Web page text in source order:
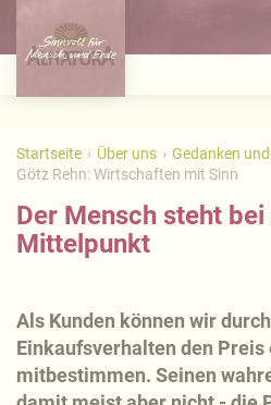
Startseite Über uns
Gedanken
Götz Rehn: Wirtschaften mit Sinn
Der Mensch steht bei
Mittelpunkt
Als Kunden können wir
Einkaufsverhalten den
mitbestimmen. Seinen